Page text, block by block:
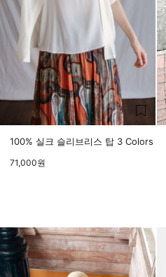
100% 실크 슬리브리스 탑 3 Colors
71,000원